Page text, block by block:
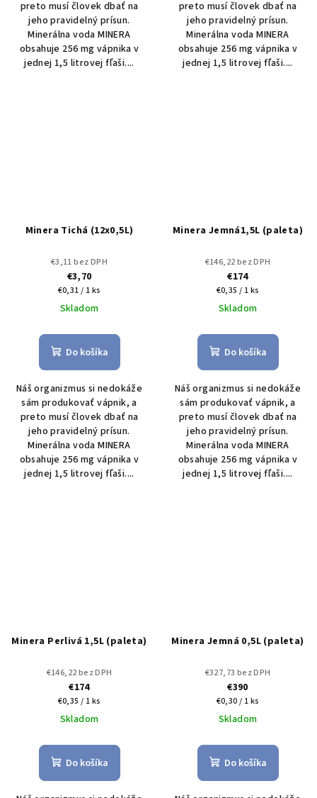
preto musí človek dbať na
jeho pravidelný prísun.
Minerálna voda MINERA
obsahuje 256 mg vápnika v
jednej 1,5 litrovej fľaši....
preto musí človek dbať na
jeho pravidelný prísun.
Minerálna voda MINERA
obsahuje 256 mg vápnika v
jednej 1,5 litrovej fľaši....
Minera Tichá (12x0,5L)
€3,11 bez DPH
€3,70
Jednotková
cena:
€0,31 / 1 ks
Skladom
Do košíka
Náš organizmus si nedokáže
sám produkovať vápnik, a
preto musí človek dbať na
jeho pravidelný prísun.
Minerálna voda MINERA
obsahuje 256 mg vápnika v
jednej 1,5 litrovej fľaši....
Minera Jemná1,5L (paleta)
€146,22 bez DPH
€174
Jednotková
cena:
€0,35 / 1 ks
Skladom
Do košíka
Náš organizmus si nedokáže
sám produkovať vápnik, a
preto musí človek dbať na
jeho pravidelný prísun.
Minerálna voda MINERA
obsahuje 256 mg vápnika v
jednej 1,5 litrovej fľaši....
Minera Perlivá 1,5L (paleta)
€146,22 bez DPH
€174
Jednotková
cena:
€0,35 / 1 ks
Skladom
Do košíka
Minera Jemná 0,5L (paleta)
€327,73 bez DPH
€390
Jednotková
cena:
€0,30 / 1 ks
Skladom
Do košíka